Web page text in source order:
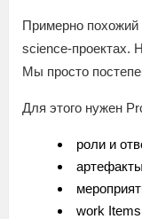
Примерно похожий
science-проектах.
Мы просто
Для этого нужен
роли и
work